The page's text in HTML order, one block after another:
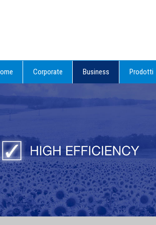
Corporate Business Prodotti